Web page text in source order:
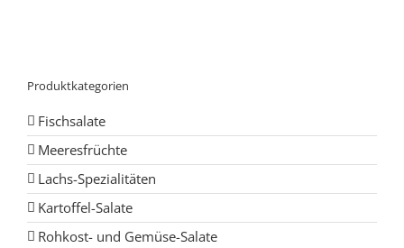
Produktkategorien
Fischsalate
Meeresfrüchte
Lachs-Spezialitäten
Kartoffel-Salate
Rohkost- und Gemüse-Salate